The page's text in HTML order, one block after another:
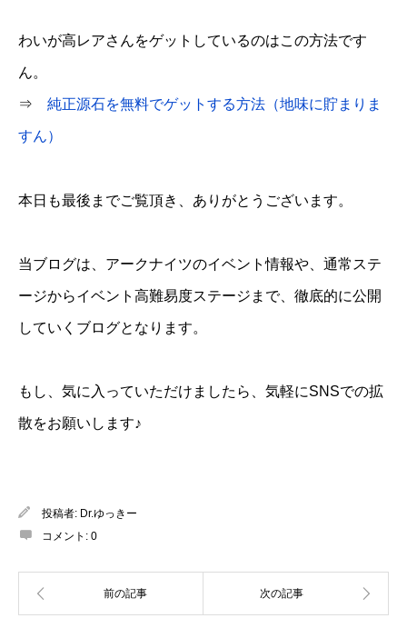
わいが高レアさんをゲットしているのはこの方法です
ん。
⇒ 純正源石を無料でゲットする方法（地味に貯まりま
すん）
本日も最後までご覧頂き、ありがとうございます。
当ブログは、アークナイツのイベント情報や、通常ステ
ージからイベント高難易度ステージまで、徹底的に公開
していくブログとなります。
もし、気に入っていただけましたら、気軽にSNSでの拡
散をお願いします♪
投稿者: Dr.ゆっきー
コメント: 0